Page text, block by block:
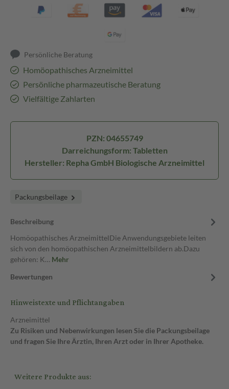
Persönliche Beratung
Homöopathisches Arzneimittel
Persönliche pharmazeutische Beratung
Vielfältige Zahlarten
PZN: 04655749
Darreichungsform: Tabletten
Hersteller: Repha GmbH Biologische Arzneimittel
Packungsbeilage
Beschreibung
Homöopathisches ArzneimittelDie Anwendungsgebiete leiten
sich von den homöopathischen Arzneimittelbildern ab.Dazu
gehören: K… Mehr
Bewertungen
Hinweistexte und Pflichtangaben
Arzneimittel
Zu Risiken und Nebenwirkungen lesen Sie die Packungsbeilage
und fragen Sie Ihre Ärztin, Ihren Arzt oder in Ihrer Apotheke.
Weitere Produkte aus: